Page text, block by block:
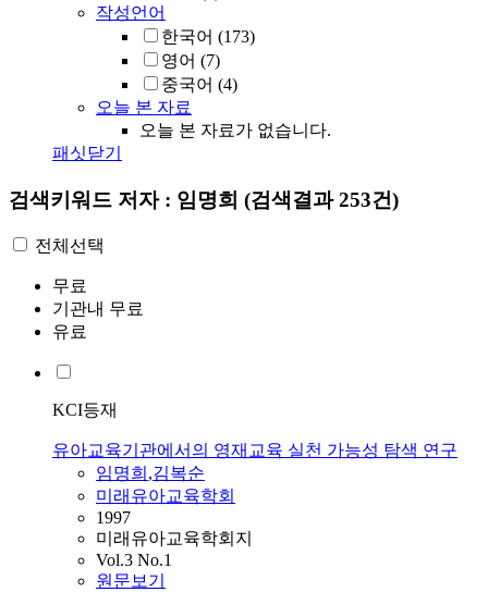
작성언어
한국어 (173)
영어 (7)
중국어 (4)
오늘 본 자료
오늘 본 자료가 없습니다.
패싯닫기
검색키워드 저자 : 임명희 (검색결과 253건)
전체선택
무료
기관내 무료
유료
KCI등재
유아교육기관에서의 영재교육 실천 가능성 탐색 연구
임명희 ,김복순
미래유아교육학회
1997
미래유아교육학회지
Vol.3 No.1
원문보기